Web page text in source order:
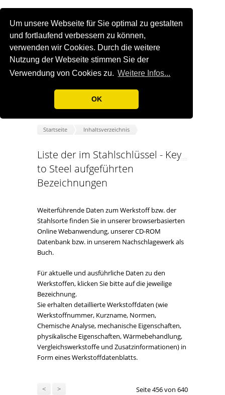
Um unsere Webseite für Sie optimal zu gestalten
und fortlaufend verbessern zu können,
verwenden wir Cookies. Durch die weitere
Nutzung der Webseite stimmen Sie der
Verwendung von Cookies zu. Weitere Infos...
OK
Startseite Inhaltsverzeichnis
Liste der im Stahlschlüssel - Key
to Steel aufgeführten
Bezeichnungen
Weiterführende Daten zum Werkstoff bzw. der
Stahlsorte finden Sie in unserer browserbasierten
Online Webanwendung, unserer CD-ROM
Datenbank bzw. in unserem Nachschlagewerk als
Buch.
Für aktuelle und ausführliche Daten zu den
Werkstoffen, klicken Sie bitte auf die jeweilige
Bezeichnung.
Sie erhalten detaillierte Werkstoffdaten (wie
Werkstoffnummer, Kurzname, Normen,
Chemische Analyse, mechanische Eigenschaften,
physikalische Eigenschaften, Wärmebehandlung,
Vergleichswerkstoffe und Zusatzinformationen) in
Form eines Werkstoffdatenblatts.
< > Seite 456 von 640